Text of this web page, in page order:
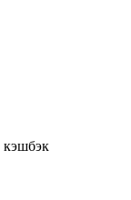
кэшбэк